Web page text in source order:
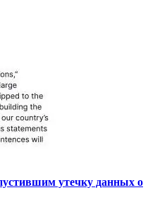
утечку данных о